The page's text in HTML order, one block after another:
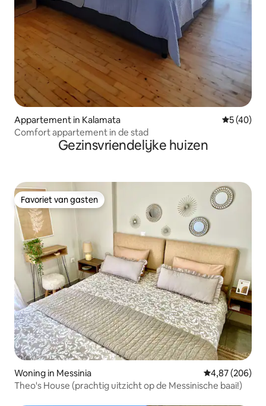
Appartement in Kalamata
5 (40)
Comfort appartement in de stad
Gezinsvriendelijke huizen
Favoriet van gasten
Favoriet van gasten
Woning in Messinia Gemiddelde
4,87 (206)
Theo's House (prachtig uitzicht op de Messinische baai!)